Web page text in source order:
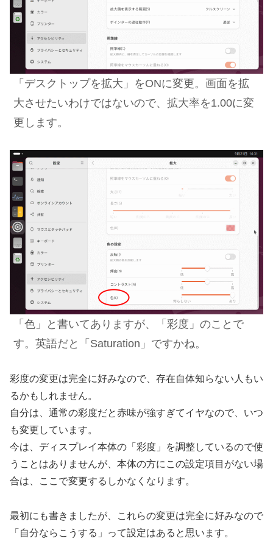
「デスクトップを拡大」をONに変更。 画面を拡
大させたいわけではないので、拡大率を1.00に変
更します。
「色」と書いてありますが、「彩度」のことで
す。英語だと「Saturation」ですかね。
彩度の変更は完全に好みなので、存在自体知らない人もい
るかもしれません。
自分は、通常の彩度だと赤味が強すぎてイヤなので、いつ
も変更しています。
今は、ディスプレイ本体の「彩度」を調整しているので使
うことはありませんが、本体の方にこの設定項目がない場
合は、ここで変更するしかなくなります。
最初にも書きましたが、これらの変更は完全に好みなので
「自分ならこうする」って設定はあると思います。